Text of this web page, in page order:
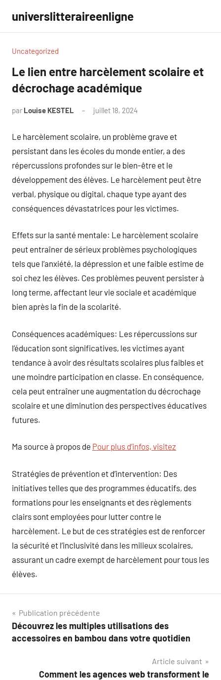
contenu
universlitteraireenligne
Uncategorized
Le lien entre harcèlement scolaire et
décrochage académique
par Louise KESTEL juillet 18, 2024
Le harcèlement scolaire, un problème grave et
persistant dans les écoles du monde entier, a des
répercussions profondes sur le bien-être et le
développement des élèves. Le harcèlement peut être
verbal, physique ou digital, chaque type ayant des
conséquences dévastatrices pour les victimes.
Effets sur la santé mentale: Le harcèlement scolaire
peut entraîner de sérieux problèmes psychologiques
tels que l’anxiété, la dépression et une faible estime de
soi chez les élèves. Ces problèmes peuvent persister à
long terme, affectant leur vie sociale et académique
bien après la fin de la scolarité.
Conséquences académiques: Les répercussions sur
l’éducation sont significatives, les victimes ayant
tendance à avoir des résultats scolaires plus faibles et
une moindre participation en classe. En conséquence,
cela peut entraîner une augmentation du décrochage
scolaire et une diminution des perspectives éducatives
futures.
Ma source à propos de Pour plus d’infos, visitez
Stratégies de prévention et d’intervention: Des
initiatives telles que des programmes éducatifs, des
formations pour les enseignants et des règlements
clairs sont employées pour lutter contre le
harcèlement. Le but de ces stratégies est de renforcer
la sécurité et l’inclusivité dans les milieux scolaires,
assurant un cadre exempt de harcèlement pour tous les
élèves.
Navigation
de
Publication précédente
Découvrez les multiples utilisations des
accessoires en bambou dans votre quotidien
Article suivant
Comment les agences web transforment le